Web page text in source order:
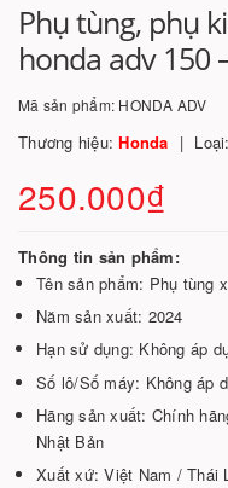
Phụ tùng, phụ
honda adv 150
Mã sản phẩm: HONDA ADV
Thương hiệu:Honda Loại:
250.000₫
Thông tin sản phẩm:
Tên sản phẩm: Phụ tùng
Năm sản xuất: 2024
Hạn sử dụng: Không áp
Số lô/Số máy: Không áp
Hãng sản xuất: Chính
Nhật Bản
Xuất xứ: Việt Nam / Thái